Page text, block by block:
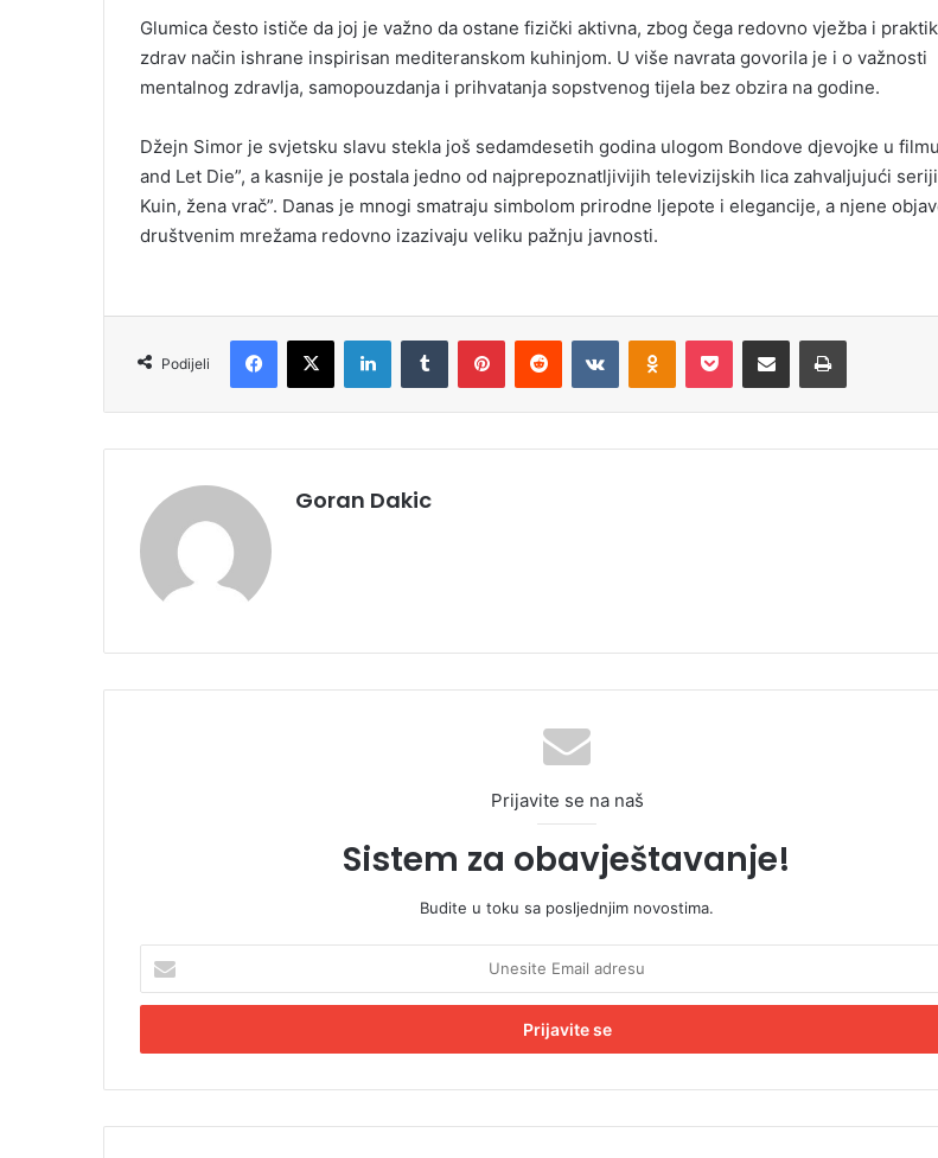
Glumica često ističe da joj je važno da ostane fizički aktivna, zbog čega redovno vježba i
zdrav način ishrane inspirisan mediteranskom kuhinjom. U više navrata govorila je i o važnosti
mentalnog zdravlja, samopouzdanja i prihvatanja sopstvenog tijela bez obzira na godine.
Džejn Simor je svjetsku slavu stekla još sedamdesetih godina ulogom Bondove djevojke u
and Let Die”, a kasnije je postala jedno od najprepoznatljivijih televizijskih lica zahvaljujući seriji
Kuin, žena vrač”. Danas je mnogi smatraju simbolom prirodne ljepote i elegancije, a njene
društvenim mrežama redovno izazivaju veliku pažnju javnosti.
Podijeli
Goran Dakic
Prijavite se na naš
Sistem za obavještavanje!
Budite u toku sa posljednjim novostima.
e
i
E